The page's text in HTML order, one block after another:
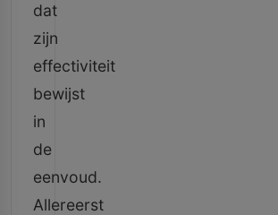
dat
zijn
effectiviteit
bewijst
in
de
eenvoud.
Allereerst